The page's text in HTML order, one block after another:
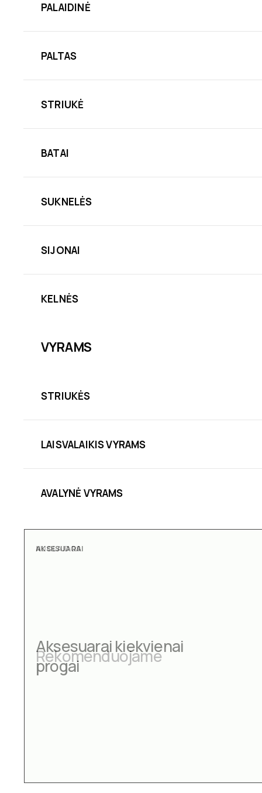
PALAIDINĖ
PALTAS
STRIUKĖ
BATAI
SUKNELĖS
SIJONAI
KELNĖS
VYRAMS
STRIUKĖS
LAISVALAIKIS VYRAMS
AVALYNĖ VYRAMS
AKSESUARAI
Aksesuarai kiekvienai
progai